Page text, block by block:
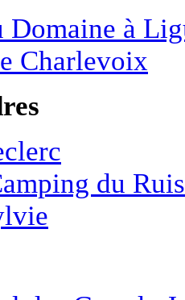
Domaine à
Charlevoix
du